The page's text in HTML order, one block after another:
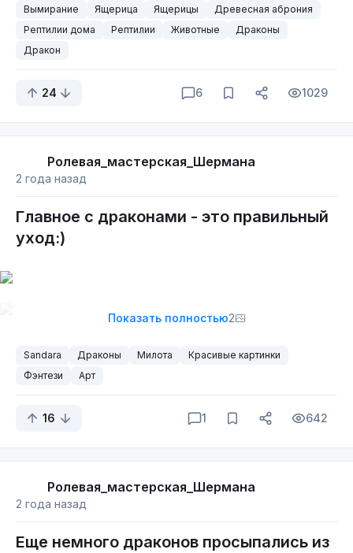
Вымирание Ящерица Ящерицы
Древесная аброния
Рептилии дома
Рептилии Животные
Драконы
Дракон
24 6 1029
Ролевая_мастерская_Шермана
2 года назад
Главное с драконами - это правильный
уход:)
Показать полностью2
Sandara Драконы Милота
Красивые картинки
Фэнтези
Арт
16 1 642
Ролевая_мастерская_Шермана
2 года назад
Еще немного драконов просыпались из